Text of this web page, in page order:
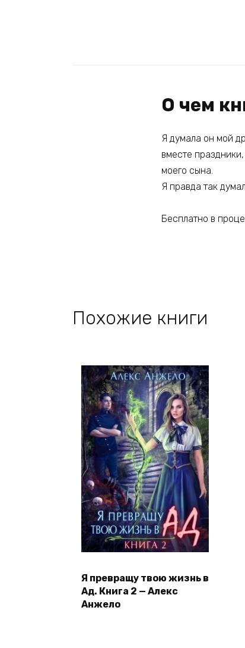
О чем
Я думала он мой
вместе
моего сына.
Я правда так
Бесплатно в
Похожие книги
Я превращу твою жизнь в
Ад. Книга 2 — Алекс
Анжело